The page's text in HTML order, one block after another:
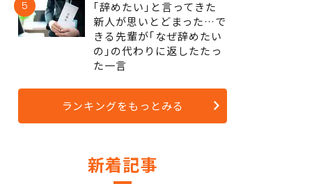
5
｢辞めたい｣と言ってきた
新人が思いとどまった…で
きる先輩が｢なぜ辞めたい
の｣の代わりに返したたっ
た一言
ランキングをもっとみる
新着記事